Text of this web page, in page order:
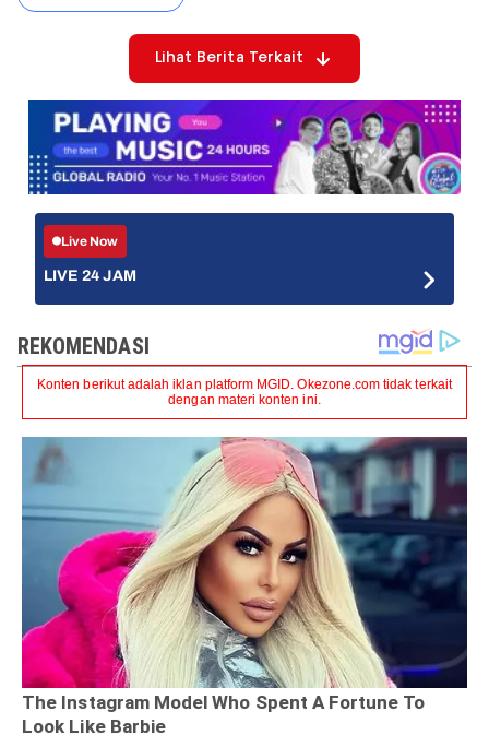
Lihat Berita Terkait
Live Now
LIVE 24 JAM